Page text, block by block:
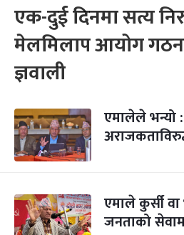
एक-दुई दिनमा सत्य
मेलमिलाप आयोग गठन
ज्ञवाली
एमालेले भन्यो
एमाले कुर्सी
जनताको